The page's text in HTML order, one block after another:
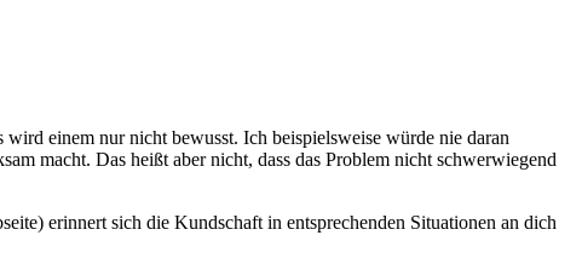
einem nur nicht bewusst. Ich beispielsweise würde nie daran
macht. Das heißt aber nicht, dass das Problem nicht schwerwiegend
erinnert sich die Kundschaft in entsprechenden Situationen an dich